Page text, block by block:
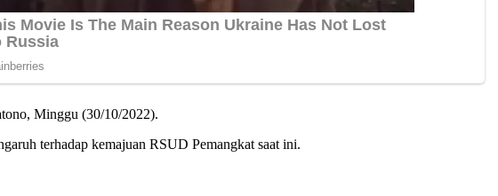
Minggu (30/10/2022).
terhadap kemajuan RSUD Pemangkat saat ini.